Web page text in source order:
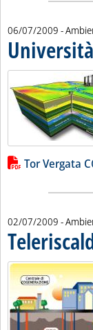
06/07/2009 -
Lista allegati
Tor Vergata
02/07/2009 -